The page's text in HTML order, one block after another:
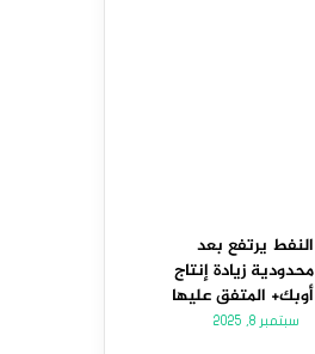
النفط يرتفع بعد
محدودية زيادة إنتاج
أوبك+ المتفق عليها
سبتمبر 8, 2025